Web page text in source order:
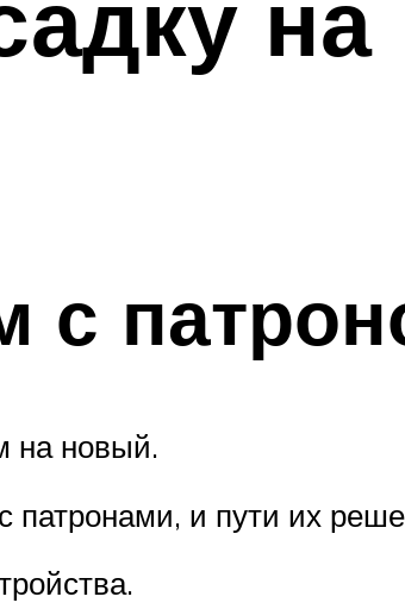
с
на новый.
и пути их